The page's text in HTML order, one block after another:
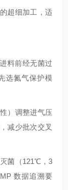
超细加工，适
料前经无菌过
选氮气保护模
）调整进气压
减少批次交叉
菌（121℃，3
数据追溯要